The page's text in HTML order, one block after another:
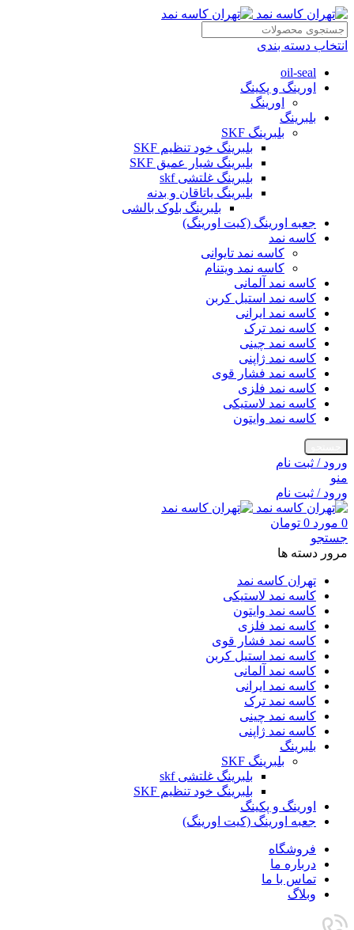
انتخاب دسته بندی
oil-seal
اورینگ و پکینگ
اورینگ
بلبرینگ
بلبرینگ SKF
بلبرینگ خود تنظیم SKF
بلبرینگ شیار عمیق SKF
بلبرینگ غلتشی skf
بلبرینگ یاتاقان و بدنه
بلبرینگ بلوک بالشی
جعبه اورینگ (کیت اورینگ)
کاسه نمد
کاسه نمد تایوانی
کاسه نمد ویتنام
کاسه نمد آلمانی
کاسه نمد استیل کربن
کاسه نمد ایرانی
کاسه نمد ترک
کاسه نمد چینی
کاسه نمد ژاپنی
کاسه نمد فشار قوی
کاسه نمد فلزی
کاسه نمد لاستیکی
کاسه نمد وایتون
ورود / ثبت نام
منو
ورود / ثبت نام
0 مورد 0 تومان
جستجو
مرور دسته ها
تهران کاسه نمد
کاسه نمد لاستیکی
کاسه نمد وایتون
کاسه نمد فلزی
کاسه نمد فشار قوی
کاسه نمد استیل کربن
کاسه نمد آلمانی
کاسه نمد ایرانی
کاسه نمد ترک
کاسه نمد چینی
کاسه نمد ژاپنی
بلبرینگ
بلبرینگ SKF
بلبرینگ غلتشی skf
بلبرینگ خود تنظیم SKF
اورینگ و پکینگ
جعبه اورینگ (کیت اورینگ)
فروشگاه
درباره ما
تماس با ما
وبلاگ